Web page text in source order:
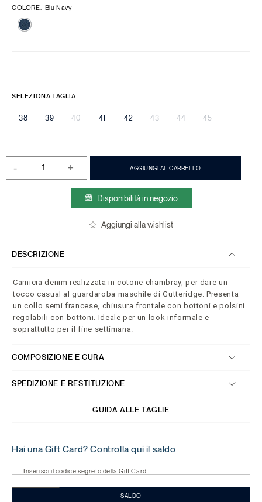
COLORE: Blu Navy
SELEZIONA TAGLIA
38 39 40 41 42 43 44 45
- + AGGIUNGI AL CARRELLO
Disponibilità in negozio
Aggiungi alla wishlist
DESCRIZIONE
Camicia denim realizzata in cotone chambray, per dare un
tocco casual al guardaroba maschile di Gutteridge. Presenta
un collo semi francese, chiusura frontale con bottoni e polsini
regolabili con bottoni. Ideale per un look informale e
soprattutto per il fine settimana.
COMPOSIZIONE E CURA
SPEDIZIONE E RESTITUZIONE
GUIDA ALLE TAGLIE
Hai una Gift Card? Controlla qui il saldo
Inserisci il codice segreto della Gift Card
SALDO